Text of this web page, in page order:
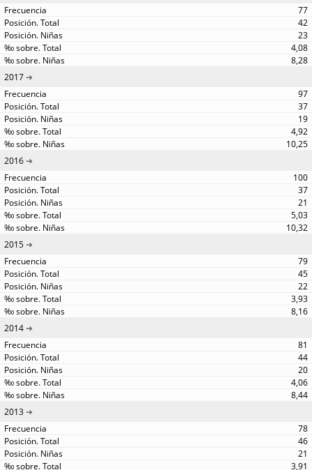
77
42
23
4,08
8,28
2017
97
37
19
4,92
10,25
2016
100
37
21
5,03
10,32
2015
79
45
22
3,93
8,16
2014
81
44
20
4,06
8,44
2013
78
46
21
3,91